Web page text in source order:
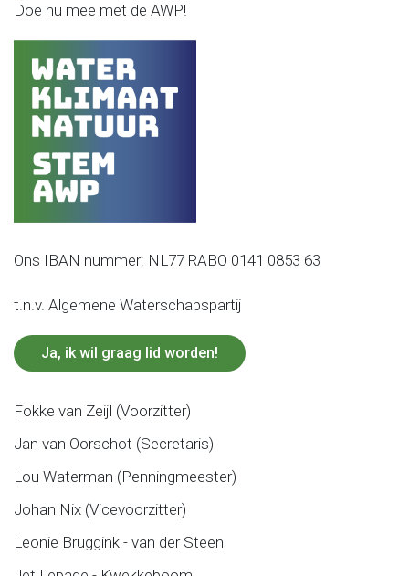
Doe nu mee met de AWP!
Ons IBAN nummer: NL77 RABO 0141 0853 63
t.n.v. Algemene Waterschapspartij
Ja, ik wil graag lid worden!
Fokke van Zeijl (Voorzitter)
Jan van Oorschot (Secretaris)
Lou Waterman (Penningmeester)
Johan Nix (Vicevoorzitter)
Leonie Bruggink - van der Steen